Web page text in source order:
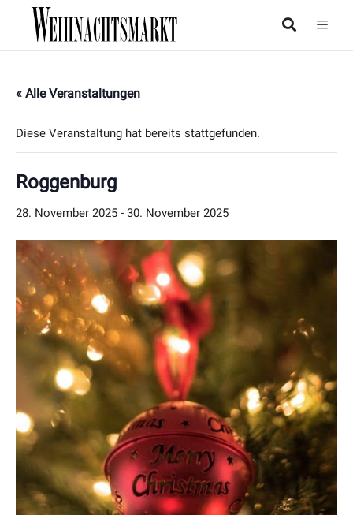
« Alle Veranstaltungen
Diese Veranstaltung hat bereits stattgefunden.
Roggenburg
28. November 2025 - 30. November 2025